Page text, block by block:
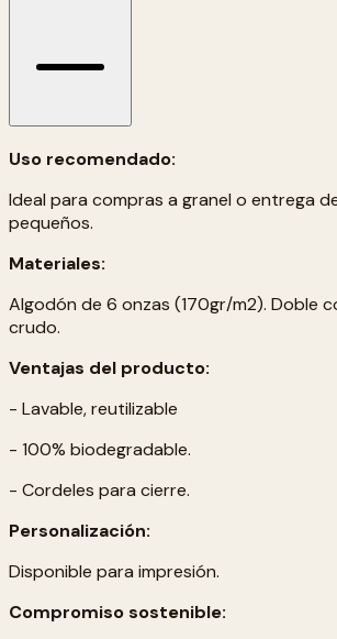
Uso recomendado:
Ideal para compras a granel o entrega
pequeños.
Materiales:
Algodón de 6 onzas (170gr/m2). Doble
crudo.
Ventajas del producto:
- Lavable, reutilizable
- 100% biodegradable.
- Cordeles para cierre.
Personalización:
Disponible para impresión.
Compromiso sostenible: